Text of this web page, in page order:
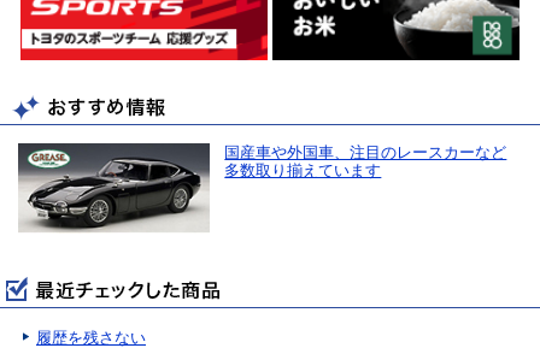
国産車や外国車、注目のレースカーなど
多数取り揃えています
履歴を残さない